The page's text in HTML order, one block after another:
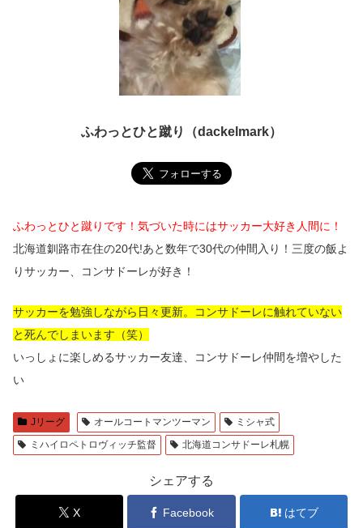
ふわっとひと蹴り（dackelmark）
ふわっとひと蹴りです！気づいた時にはサッカー大好き人間に！
北海道釧路市在住の20代!あと数年で30代の仲間入り！三度の飯よ
りサッカー、コンサドーレが好き！
サッカーを勉強しながら日々更新。コンサドーレに触れていない
と死んでしまいます（笑）
いっしょに楽しめるサッカー友達、コンサドーレ仲間を増やした
い
Jリーグ オールコートマンツーマン
ミシャ式
ミハイロペトロヴィッチ監督
北海道コンサドーレ札幌
シェアする
X Facebook はてブ